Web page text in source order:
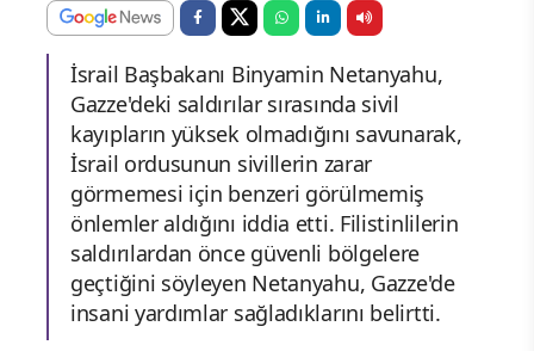
İsrail Başbakanı Binyamin Netanyahu,
Gazze'deki saldırılar sırasında sivil
kayıpların yüksek olmadığını savunarak,
İsrail ordusunun sivillerin zarar
görmemesi için benzeri görülmemiş
önlemler aldığını iddia etti. Filistinlilerin
saldırılardan önce güvenli bölgelere
geçtiğini söyleyen Netanyahu, Gazze'de
insani yardımlar sağladıklarını belirtti.